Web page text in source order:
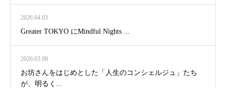
2026.04.03
Greater TOKYO にMindful Nights ...
2026.03.08
お坊さんをはじめとした「人生のコンシェルジュ」たち
が、明るく...